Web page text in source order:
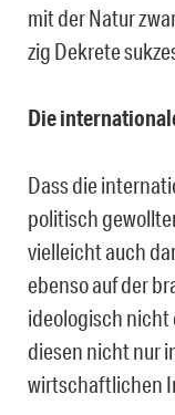
mit der Natur
zig Dekrete
Die
Dass die
politisch
vielleicht auch
ebenso auf der
ideologisch nicht
diesen nicht nur
wirtschaftlichen